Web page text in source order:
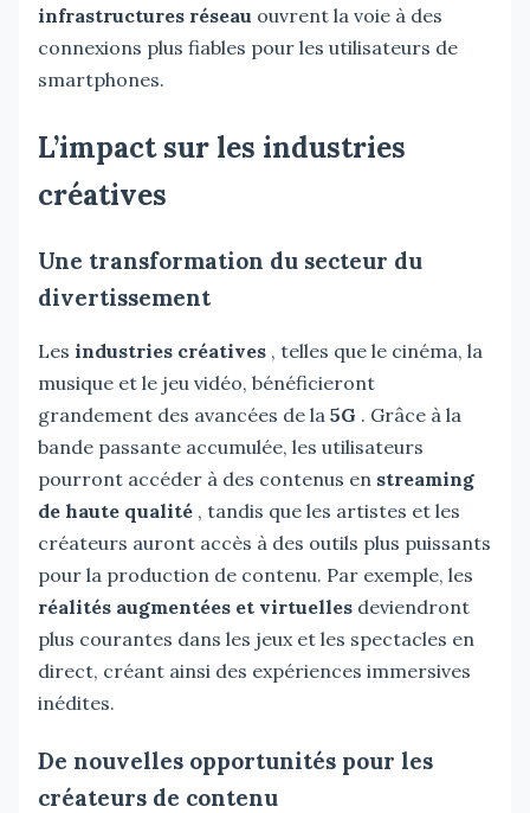
infrastructures réseau ouvrent la voie à des
connexions plus fiables pour les utilisateurs de
smartphones.
L’impact sur les industries
créatives
Une transformation du secteur du
divertissement
Les industries créatives , telles que le cinéma, la
musique et le jeu vidéo, bénéficieront
grandement des avancées de la 5G . Grâce à la
bande passante accumulée, les utilisateurs
pourront accéder à des contenus en streaming
de haute qualité , tandis que les artistes et les
créateurs auront accès à des outils plus puissants
pour la production de contenu. Par exemple, les
réalités augmentées et virtuelles deviendront
plus courantes dans les jeux et les spectacles en
direct, créant ainsi des expériences immersives
inédites.
De nouvelles opportunités pour les
créateurs de contenu